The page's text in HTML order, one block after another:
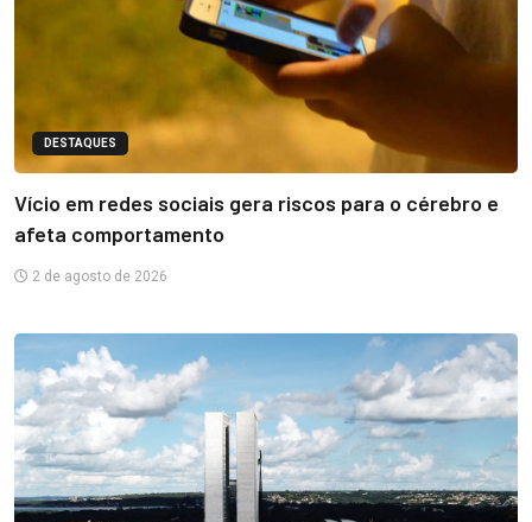
DESTAQUES
Vício em redes sociais gera riscos para o cérebro e
afeta comportamento
2 de agosto de 2026